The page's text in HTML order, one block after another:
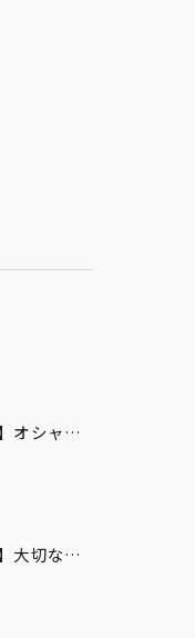
【経堂駅チカ】オシャレ居酒屋🏮出汁が美味しいおでんがオススメ...
【個室あり〼】大切な記念日、お祝い事でのご来店ぜひお待ちして...